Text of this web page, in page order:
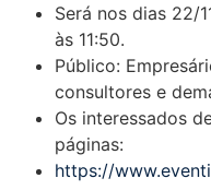
Será nos dias 22/
às 11:50.
Público:
consultores e
Os interessados
páginas:
https://